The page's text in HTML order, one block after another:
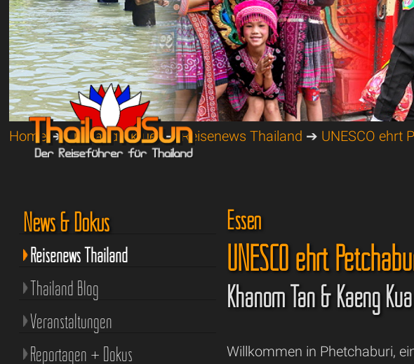
Home➔Thailand Aktuell➔Reisenews Thailand ➔ UNESCO ehrt
Essen
UNESCO ehrt
Khanom Tan & Kaeng
Willkommen in Phetchaburi,
News & Dokus
Reisenews Thailand
Thailand Blog
Veranstaltungen
Reportagen + Dokus